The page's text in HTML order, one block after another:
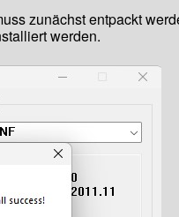
zunächst entpackt
werden.